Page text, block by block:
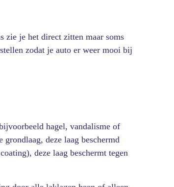
zie je het direct zitten maar soms
zodat je auto er weer mooi bij
hagel, vandalisme of
deze laag beschermd
deze laag beschermt tegen